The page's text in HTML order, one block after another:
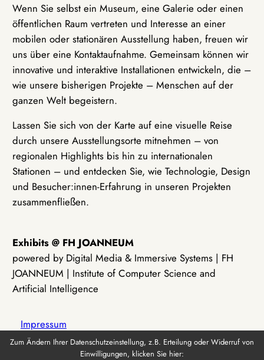
Wenn Sie selbst ein Museum, eine Galerie oder einen
öffentlichen Raum vertreten und Interesse an einer
mobilen oder stationären Ausstellung haben, freuen wir
uns über eine Kontaktaufnahme. Gemeinsam können wir
innovative und interaktive Installationen entwickeln, die –
wie unsere bisherigen Projekte – Menschen auf der
ganzen Welt begeistern.
Lassen Sie sich von der Karte auf eine visuelle Reise
durch unsere Ausstellungsorte mitnehmen – von
regionalen Highlights bis hin zu internationalen
Stationen – und entdecken Sie, wie Technologie, Design
und Besucher:innen-Erfahrung in unseren Projekten
zusammenfließen.
Exhibits @ FH JOANNEUM
powered by Digital Media & Immersive Systems | FH
JOANNEUM | Institute of Computer Science and
Artificial Intelligence
Impressum
Zum Ändern Ihrer Datenschutzeinstellung, z.B. Erteilung oder Widerruf von
Einwilligungen, klicken Sie hier: